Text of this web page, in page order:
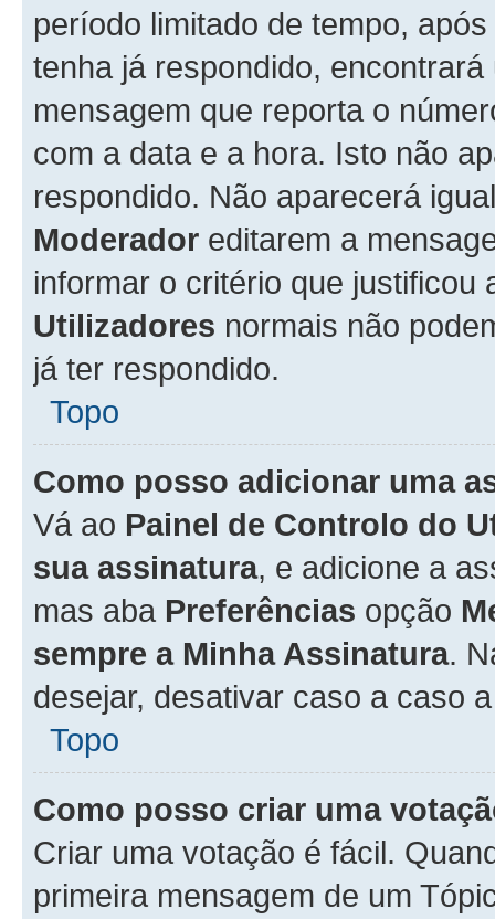
período limitado de tempo,
tenha já respondido,
mensagem que reporta o
com a data e a hora. Isto não
respondido. Não aparecerá
Moderador editarem a
informar o critério que
Utilizadores normais não
já ter respondido.
Topo
Como posso adicionar uma
Vá ao Painel de Controlo do
sua assinatura, e adicione a
mas aba Preferências opção
sempre a Minha Assinatura.
desejar, desativar caso a caso
Topo
Como posso criar uma
Criar uma votação é fácil.
primeira mensagem de um